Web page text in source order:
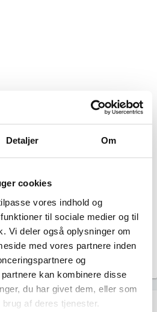
Detaljer Om
cookies
vores indhold og
til sociale medier og til
Vi deler også oplysninger om
med vores partnere inden
og
kan kombinere disse
du har givet dem, eller som
af deres tjenester.
NORDIC, FILIAL AF THE